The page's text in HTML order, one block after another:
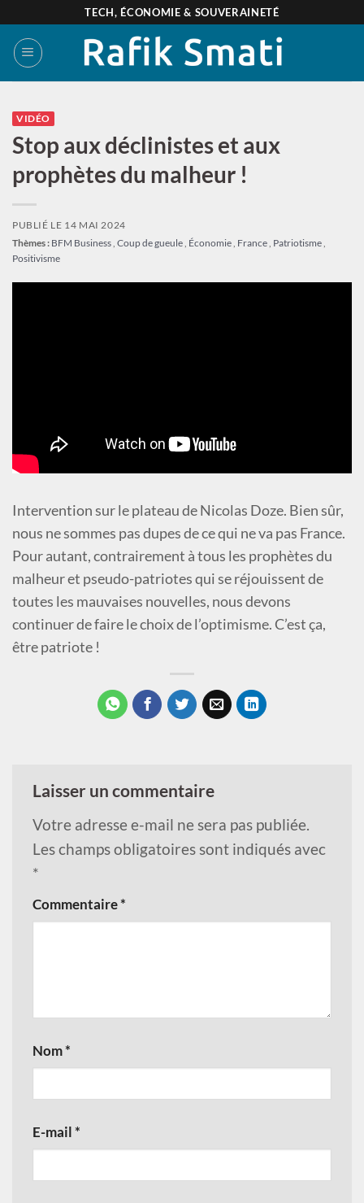
contenu
TECH, ÉCONOMIE & SOUVERAINETÉ
VIDÉO
Stop aux déclinistes et aux
prophètes du malheur !
PUBLIÉ LE 14 MAI 2024
Thèmes : BFM Business, Coup de gueule, Économie, France, Patriotisme,
Positivisme
Intervention sur le plateau de Nicolas Doze. Bien sûr,
nous ne sommes pas dupes de ce qui ne va pas France.
Pour autant, contrairement à tous les prophètes du
malheur et pseudo-patriotes qui se réjouissent de
toutes les mauvaises nouvelles, nous devons
continuer de faire le choix de l’optimisme. C’est ça,
être patriote !
Laisser un commentaire
Votre adresse e-mail ne sera pas publiée.
Les champs obligatoires sont indiqués avec
*
Commentaire*
Nom*
E-mail*